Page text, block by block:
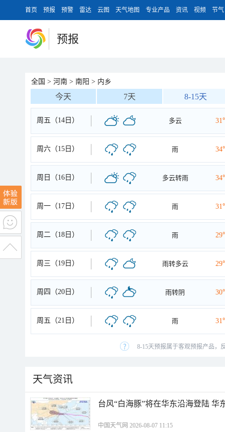
首页 预报 预警 雷达 云图 天气地图 专业产品 资讯 视频 节气
预报
全国 > 河南 > 南阳 > 内乡
今天 7天 8-15天
周五（14日） 多云
周六（15日） 雨
周日（16日） 多云转雨
周一（17日） 雨
周二（18日） 雨
周三（19日） 雨转多云
周四（20日） 雨转阴
周五（21日） 雨
8-15天预报属于客观预报产品，
天气资讯
台风“白海豚”将在华东沿海登陆 华
中国天气网 2026-08-07 11:15